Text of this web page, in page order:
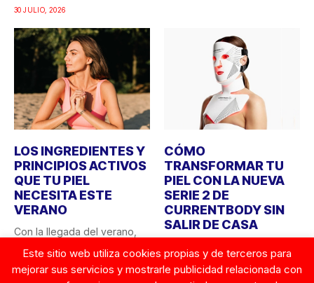
30 JULIO, 2026
LOS INGREDIENTES Y
PRINCIPIOS ACTIVOS
QUE TU PIEL
NECESITA ESTE
VERANO
Con la llegada del verano,
cambian. La...
CÓMO
TRANSFORMAR TU
PIEL CON LA NUEVA
SERIE 2 DE
CURRENTBODY SIN
SALIR DE CASA
vez con tener acceso a los
tratamientos...
Este sitio web utiliza cookies propias y de terceros para
mejorar sus servicios y mostrarle publicidad relacionada con